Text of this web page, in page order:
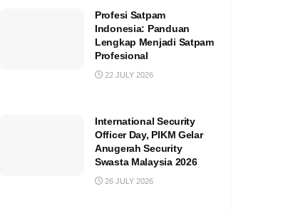
Profesi Satpam
Indonesia: Panduan
Lengkap Menjadi Satpam
Profesional
22 JULY 2026
International Security
Officer Day, PIKM Gelar
Anugerah Security
Swasta Malaysia 2026
26 JULY 2026